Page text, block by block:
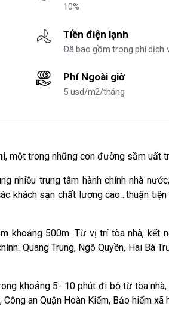
10%
Tiền điện lạnh
Đã bao gồm trong phí dịch
Phí Ngoài giờ
5 usd/m2/tháng
, một trong những con đường sầm uất
nhiều trung tâm hành chính nhà
khách sạn chất lượng cao…thuận
khoảng 500m. Từ vị trí tòa nhà, kết
Quang Trung, Ngô Quyền, Hai Bà
khoảng 5- 10 phút đi bộ từ tòa nhà,
an Quận Hoàn Kiếm, Bảo hiểm xã